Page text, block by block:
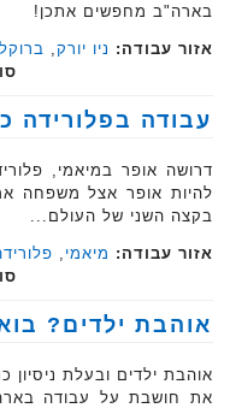
בארה"ב מחפשים אתכן!
אזור עבודה: ניו יורק
עבודה בפלורידה
דרושה אופר במיאמי,
להיות אופר אצל משפחה
בקצה השני של העולם...
אזור עבודה: מיאמי
אוהבת ילדים?
אוהבת ילדים ובעלת
את חושבת על עבודה